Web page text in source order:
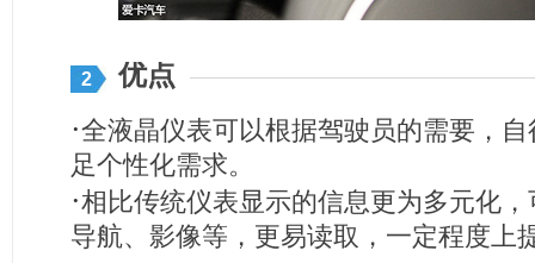
2 优点
·全液晶仪表可以根据驾驶员的需要，
足个性化需求。
·相比传统仪表显示的信息更为多元化
导航、影像等，更易读取，一定程度上